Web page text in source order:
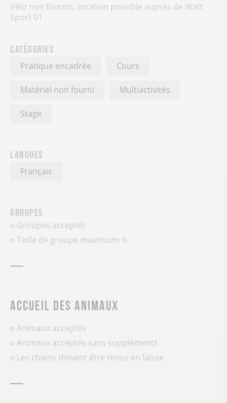
Vélo non fournis, location possible auprès de Watt
Sport 01
Catégories
Pratique encadrée Cours
Matériel non fourni Multiactivités
Stage
Langues
Français
Groupes
Groupes acceptés
Taille de groupe maximum: 6
Accueil des animaux
Animaux acceptés
Animaux acceptés sans suppléments
Les chiens doivent être tenus en laisse